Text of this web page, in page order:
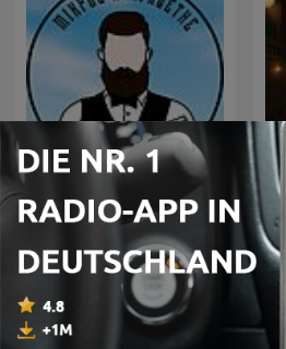
Μικρός Αναγνώστης